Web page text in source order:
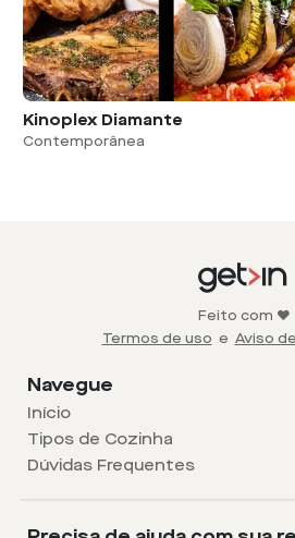
Kinoplex Diamante
Contemporânea
Feito com ❤️
Termos de uso e Aviso
Navegue
Início
Tipos de Cozinha
Dúvidas Frequentes